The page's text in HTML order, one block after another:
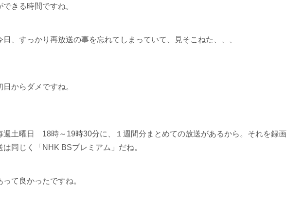
きる時間ですね。
日、すっかり再放送の事を忘れてしまっていて、見そこねた、、、
からダメですね。
週土曜日 18時～19時30分に、１週間分まとめての放送があるから。それを録画
は同じく「NHK BSプレミアム」だね。
て良かったですね。